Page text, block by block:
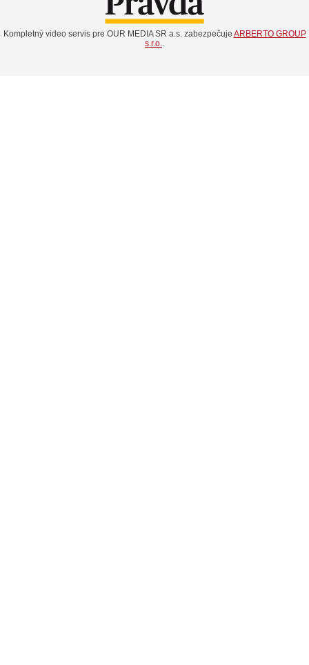
Kompletný video servis pre OUR MEDIA SR a.s. zabezpečuje ARBERTO GROUP
s.r.o..